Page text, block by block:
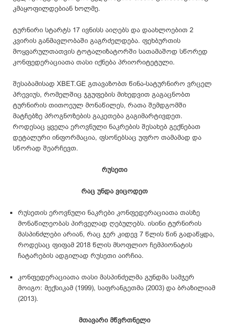
კმაყოფილდებიან ხოლმე.
ტურნირი სტარტს 17 ივნისს აიღებს და დაახლოებით 2
კვირის განმავლობაში გაგრძელდება. ფეხბურთის
მოყვარულთათვის ტოტალიზატორში სათამაშოდ სწორედ
კონფედერაციათა თასი იქნება პრიორიტეტული.
შესაბამისად XBET.GE გთავაზობთ წინა-სატურნირო ვრცელ
პრევიუს, რომელშიც ჯგუფების მიხედვით გაგაცნობთ
ტურნირის თითოეულ მონაწილეს, რათა შემდგომში
მატჩებზე პროგნოზების გაკეთება გაგიმარტივდეთ.
როდესაც ყველა ეროვნული ნაკრების შესახებ გექნებათ
დეტალური ინფორმაცია, ფსონებსაც უფრო თამამად და
სწორად შეარჩევთ.
რუსეთი
რაც უნდა ვიცოდეთ
რუსეთის ეროვნული ნაკრები კონფედერაციათა თასზე
მონაწილეობას პირველად ღებულებს. ისინი ტურნირის
მასპინძლები არიან, რაც ჯერ კიდევ 7 წლის წინ გადაწყდა,
როდესაც ფიფამ 2018 წლის მსოფლიო ჩემპიონატის
ჩატარების ადგილად რუსეთი აირჩია.
კონფედერაციათა თასი მასპინძელმა გუნდმა სამჯერ
მოიგო: მექსიკამ (1999), საფრანგეთმა (2003) და ბრაზილიამ
(2013).
მთავარი მწვრთნელი